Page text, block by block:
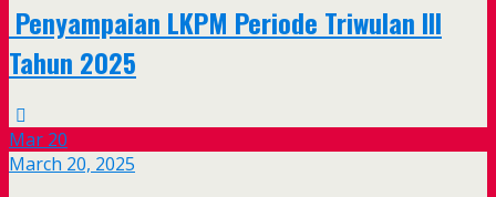
Penyampaian LKPM Periode Triwulan III
Tahun 2025
Mar 20
March 20, 2025